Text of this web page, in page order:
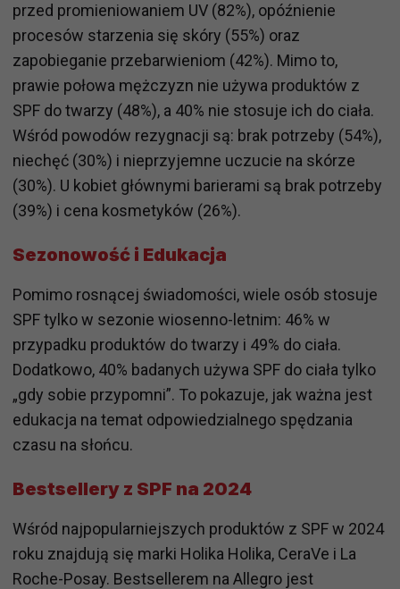
przed promieniowaniem UV (82%), opóźnienie
procesów starzenia się skóry (55%) oraz
zapobieganie przebarwieniom (42%). Mimo to,
prawie połowa mężczyzn nie używa produktów z
SPF do twarzy (48%), a 40% nie stosuje ich do ciała.
Wśród powodów rezygnacji są: brak potrzeby (54%),
niechęć (30%) i nieprzyjemne uczucie na skórze
(30%). U kobiet głównymi barierami są brak potrzeby
(39%) i cena kosmetyków (26%).
Sezonowość i Edukacja
Pomimo rosnącej świadomości, wiele osób stosuje
SPF tylko w sezonie wiosenno-letnim: 46% w
przypadku produktów do twarzy i 49% do ciała.
Dodatkowo, 40% badanych używa SPF do ciała tylko
„gdy sobie przypomni”. To pokazuje, jak ważna jest
edukacja na temat odpowiedzialnego spędzania
czasu na słońcu.
Bestsellery z SPF na 2024
Wśród najpopularniejszych produktów z SPF w 2024
roku znajdują się marki Holika Holika, CeraVe i La
Roche-Posay. Bestsellerem na Allegro jest